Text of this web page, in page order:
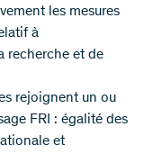
les mesures
à
recherche et de
rejoignent un ou
FRI : égalité des
et